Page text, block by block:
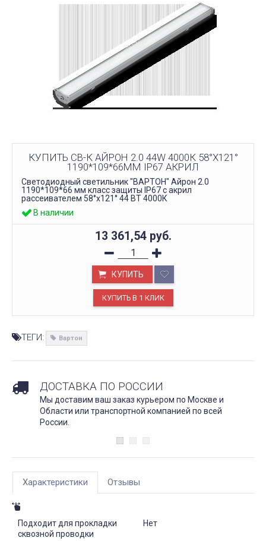
КУПИТЬ СВ-К АЙРОН 2.0 44W 4000К 58°X121°
1190*109*66ММ IP67 АКРИЛ
Светодиодный светильник "ВАРТОН" Айрон 2.0
1190*109*66 мм класс защиты IP67 с акрил
рассеивателем 58°x121° 44 ВТ 4000К
В наличии
13 361,54 руб.
КУПИТЬ
ТЕГИ: Вартон
ДОСТАВКА ПО РОССИИ
Мы доставим ваш заказ курьером по Москве и
Области или транспортной компанией по всей
России.
Характеристики Отзывы
Подходит для прокладки
сквозной проводки
Нет